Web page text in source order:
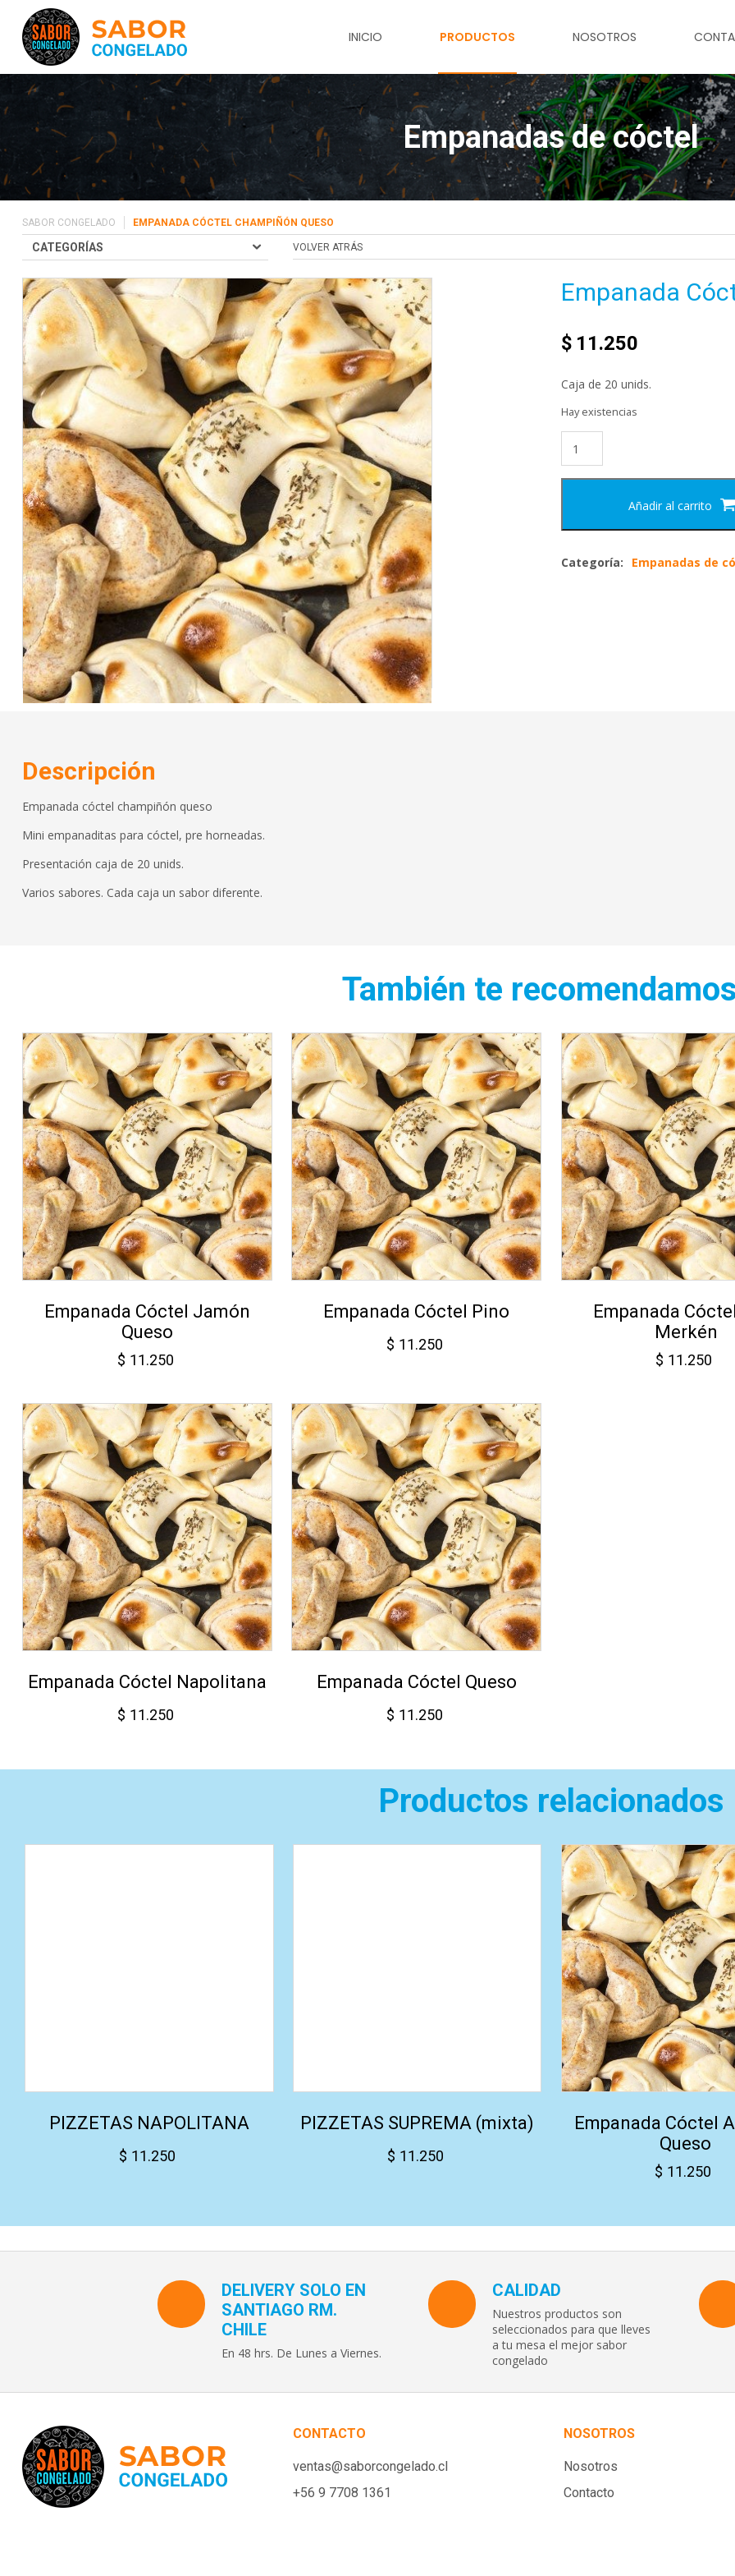
INICIO PRODUCTOS NOSOTROS
Empanadas de cóctel
SABOR CONGELADO EMPANADA CÓCTEL CHAMPIÑÓN QUESO
CATEGORÍAS VOLVER ATRÁS
Empanada
$ 11.250
Caja de 20 unids.
Hay existencias
Añadir al carrito
Categoría: Empanadas de
Descripción
Empanada cóctel champiñón queso
Mini empanaditas para cóctel, pre horneadas.
Presentación caja de 20 unids.
Varios sabores. Cada caja un sabor diferente.
También te
Empanada Cóctel Jamón
Queso
$ 11.250
Empanada Cóctel Pino
$ 11.250
Empanada
Merkén
$ 11.250
Empanada Cóctel Napolitana
$ 11.250
Empanada Cóctel Queso
$ 11.250
Productos relacionados
PIZZETAS NAPOLITANA
$ 11.250
PIZZETAS SUPREMA (mixta)
$ 11.250
Empanada Cóctel
Queso
$ 11.250
DELIVERY SOLO EN
SANTIAGO RM.
CHILE
En 48 hrs. De Lunes a Viernes.
CALIDAD
Nuestros productos son
seleccionados para que lleves
a tu mesa el mejor sabor
congelado
CONTACTO
ventas@saborcongelado.cl
+56 9 7708 1361
NOSOTROS
Nosotros
Contacto